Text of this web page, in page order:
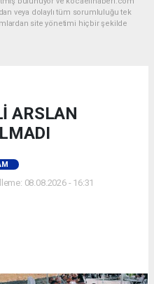
veya dolaylı tüm sorumluluğu tek
site yönetimi hiçbir şekilde
ARSLAN
08.08.2026 - 16:31